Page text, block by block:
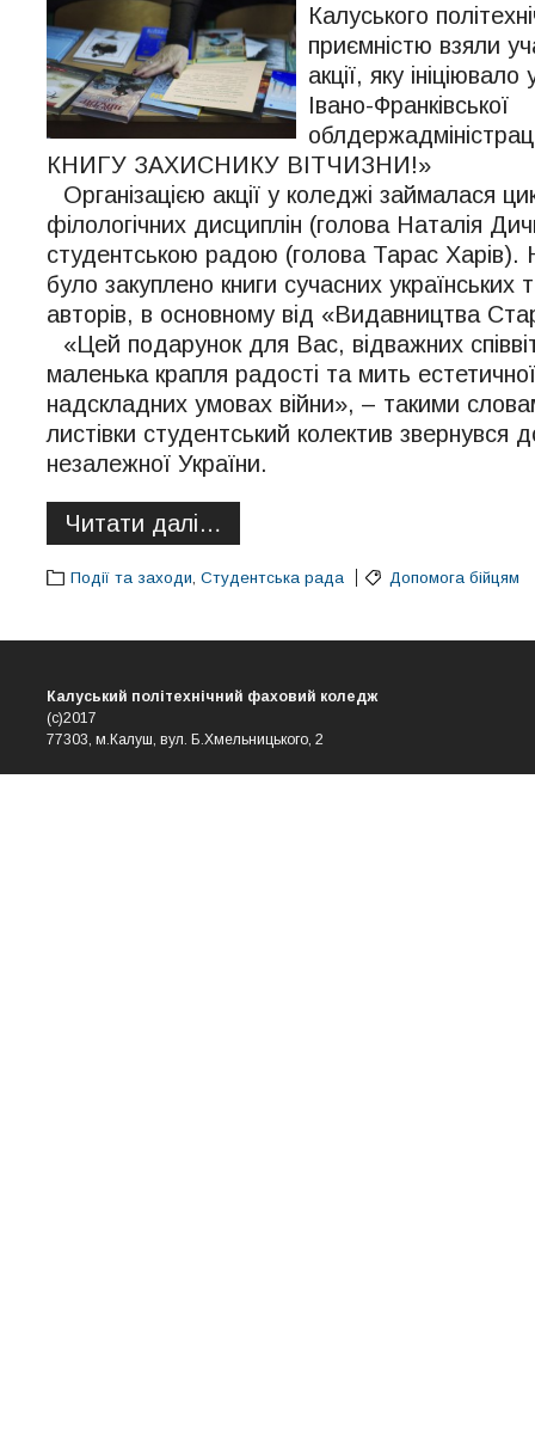
Калуського
приємністю взяли
акції, яку
Івано-Франківської
КНИГУ ЗАХИСНИКУ ВІТЧИЗНИ!»
Організацією акції у коледжі займалася
філологічних дисциплін (голова Наталія
студентською радою (голова Тарас Харів).
було закуплено книги сучасних українських
авторів, в основному від «Видавництва
«Цей подарунок для Вас, відважних
маленька крапля радості та мить
надскладних умовах війни», – такими
листівки студентський колектив звернувся
незалежної України.
Читати далі…
Події та заходи,Студентська рада Допомога бійцям
Калуський політехнічний фаховий коледж
(с)2017
77303, м.Калуш, вул. Б.Хмельницького, 2